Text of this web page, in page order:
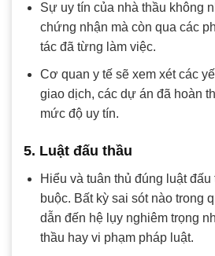
Sự uy tín của nhà thầu không
chứng nhận mà còn qua các
tác đã từng làm việc.
Cơ quan y tế sẽ xem xét các
giao dịch, các dự án đã hoàn
mức độ uy tín.
5. Luật đấu thầu
Hiểu và tuân thủ đúng luật
buộc. Bất kỳ sai sót nào trong
dẫn đến hệ lụy nghiêm trọng
thầu hay vi phạm pháp luật.